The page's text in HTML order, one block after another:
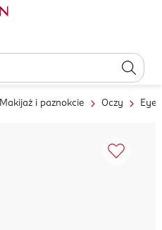
Makijaż i paznokcie Oczy